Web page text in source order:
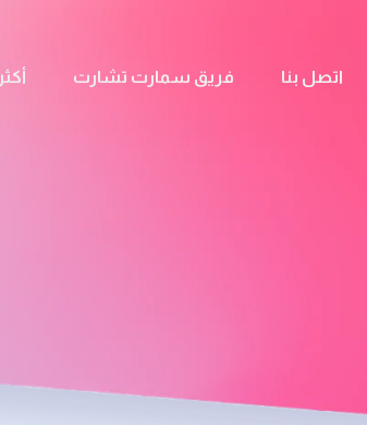
اتصل بنا فريق سمارت تشارت أكثر